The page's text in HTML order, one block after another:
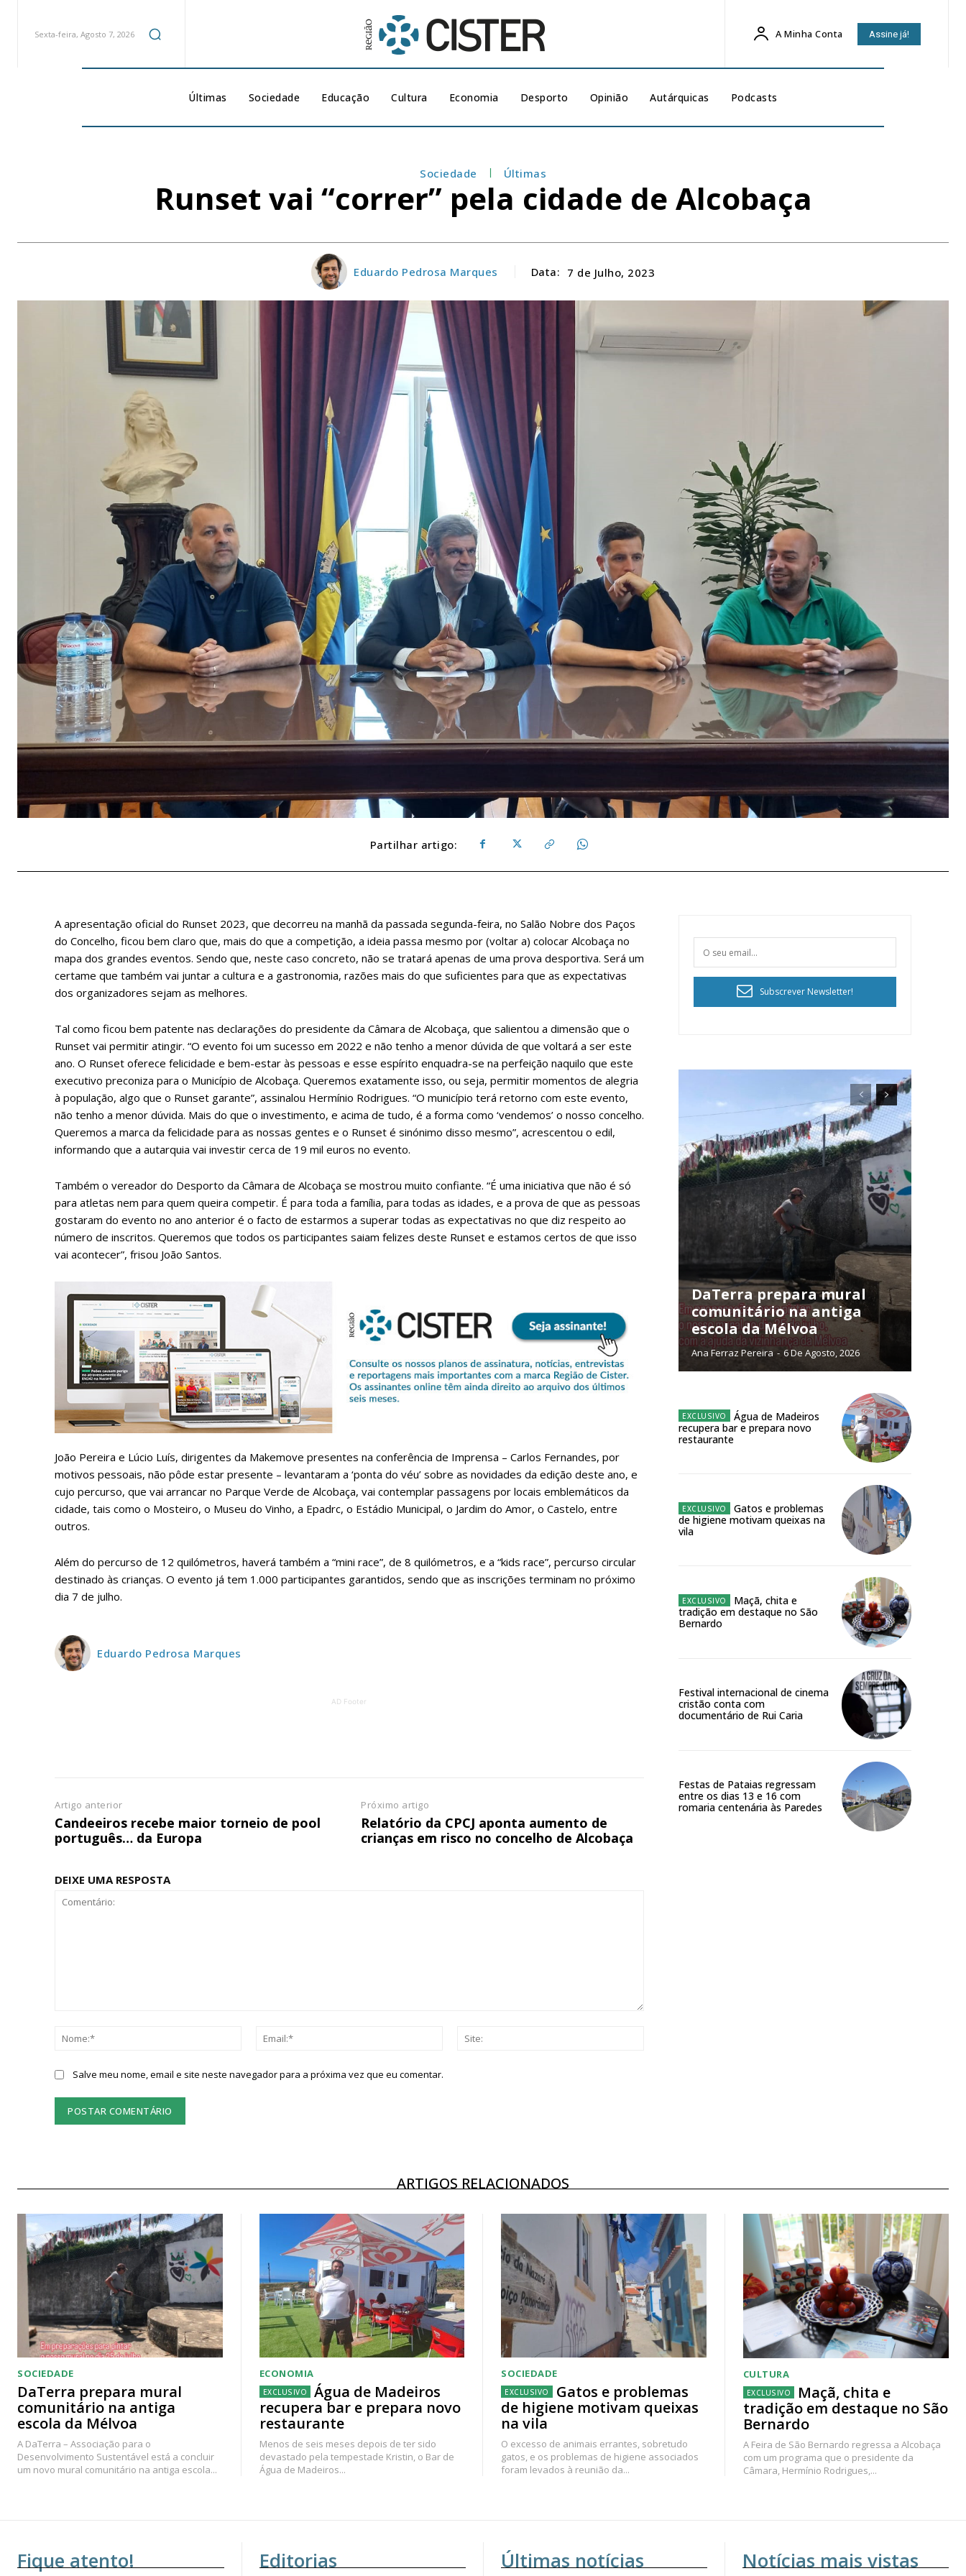
Faça-se assinante do Região de Cister e ajude-nos a manter este serviço público!
Sendo assinante terá acesso a todos os conteúdos exclusivos e versões digitais.
ASSINATURA
32€
12 meses
em sua casa
Acesso ao conteúdo online
ASSINATURA
DIGITAL ANUAL
16
12 meses
Acesso aos conteúdos Exclusivos para
assinantes
Ofertas para assinatura anual
Sexta-feira, Agosto 7, 2026 A Minha Conta Assine já!
Últimas Sociedade Educação Cultura Economia Desporto Opinião Autárquicas Podcasts
Sociedade Últimas
Runset vai “correr” pela cidade de Alcobaça
Eduardo Pedrosa Marques Data: 7 de Julho, 2023
Partilhar artigo:
A apresentação oficial do Runset 2023, que decorreu na manhã da passada segunda-feira, no Salão Nobre dos Paços
do Concelho, ficou bem claro que, mais do que a competição, a ideia passa mesmo por (voltar a) colocar Alcobaça no
mapa dos grandes eventos. Sendo que, neste caso concreto, não se tratará apenas de uma prova desportiva. Será um
certame que também vai juntar a cultura e a gastronomia, razões mais do que suficientes para que as expectativas
dos organizadores sejam as melhores.
Tal como ficou bem patente nas declarações do presidente da Câmara de Alcobaça, que salientou a dimensão que o
Runset vai permitir atingir. “O evento foi um sucesso em 2022 e não tenho a menor dúvida de que voltará a ser este
ano. O Runset oferece felicidade e bem-estar às pessoas e esse espírito enquadra-se na perfeição naquilo que este
executivo preconiza para o Município de Alcobaça. Queremos exatamente isso, ou seja, permitir momentos de alegria
à população, algo que o Runset garante”, assinalou Hermínio Rodrigues. “O município terá retorno com este evento,
não tenho a menor dúvida. Mais do que o investimento, e acima de tudo, é a forma como ‘vendemos’ o nosso concelho.
Queremos a marca da felicidade para as nossas gentes e o Runset é sinónimo disso mesmo”, acrescentou o edil,
informando que a autarquia vai investir cerca de 19 mil euros no evento.
Também o vereador do Desporto da Câmara de Alcobaça se mostrou muito confiante. “É uma iniciativa que não é só
para atletas nem para quem queira competir. É para toda a família, para todas as idades, e a prova de que as pessoas
gostaram do evento no ano anterior é o facto de estarmos a superar todas as expectativas no que diz respeito ao
número de inscritos. Queremos que todos os participantes saiam felizes deste Runset e estamos certos de que isso
vai acontecer”, frisou João Santos.
João Pereira e Lúcio Luís, dirigentes da Makemove presentes na conferência de Imprensa – Carlos Fernandes, por
motivos pessoais, não pôde estar presente – levantaram a ‘ponta do véu’ sobre as novidades da edição deste ano, e
cujo percurso, que vai arrancar no Parque Verde de Alcobaça, vai contemplar passagens por locais emblemáticos da
cidade, tais como o Mosteiro, o Museu do Vinho, a Epadrc, o Estádio Municipal, o Jardim do Amor, o Castelo, entre
outros.
Além do percurso de 12 quilómetros, haverá também a “mini race”, de 8 quilómetros, e a “kids race”, percurso circular
destinado às crianças. O evento já tem 1.000 participantes garantidos, sendo que as inscrições terminam no próximo
dia 7 de julho.
Eduardo Pedrosa Marques
AD Footer
Artigo anterior
Candeeiros recebe maior torneio de pool
português… da Europa
Próximo artigo
Relatório da CPCJ aponta aumento de
crianças em risco no concelho de Alcobaça
DEIXE UMA RESPOSTA
Nome:*
Email:*
Salve meu nome, email e site neste navegador para a próxima vez que eu comentar.
Subscrever Newsletter!
DaTerra prepara mural
comunitário na antiga
escola da Mélvoa
Ana Ferraz Pereira - 6 De Agosto, 2026
Água de Madeiros
recupera bar e prepara novo
restaurante
Gatos e problemas
de higiene motivam queixas na
vila
Maçã, chita e
tradição em destaque no São
Bernardo
Festival internacional de cinema
cristão conta com
documentário de Rui Caria
Festas de Pataias regressam
entre os dias 13 e 16 com
romaria centenária às Paredes
ARTIGOS RELACIONADOS
SOCIEDADE
DaTerra prepara mural
comunitário na antiga
escola da Mélvoa
A DaTerra – Associação para o
Desenvolvimento Sustentável está a concluir
um novo mural comunitário na antiga escola...
ECONOMIA
Água de Madeiros
recupera bar e prepara novo
restaurante
Menos de seis meses depois de ter sido
devastado pela tempestade Kristin, o Bar de
Água de Madeiros...
SOCIEDADE
Gatos e problemas
de higiene motivam queixas
na vila
O excesso de animais errantes, sobretudo
gatos, e os problemas de higiene associados
foram levados à reunião da...
CULTURA
Maçã, chita e
tradição em destaque no São
Bernardo
A Feira de São Bernardo regressa a Alcobaça
com um programa que o presidente da
Câmara, Hermínio Rodrigues,...
Fique atento! Editorias Últimas notícias Notícias mais vistas